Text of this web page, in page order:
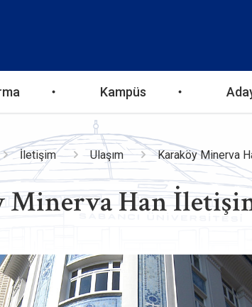
Kampüs
İletişim Ulaşım Karaköy Minerva
Minerva Han